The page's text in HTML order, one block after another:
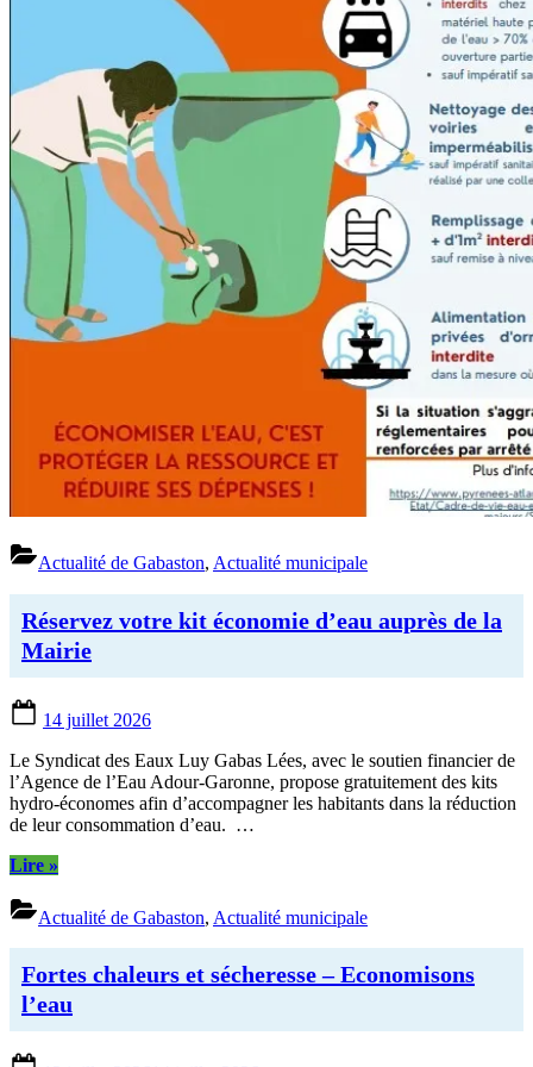
Actualité de Gabaston, Actualité municipale
Réservez votre kit économie d’eau auprès de la
Mairie
on
14 juillet 2026
Le Syndicat des Eaux Luy Gabas Lées, avec le soutien financier de
l’Agence de l’Eau Adour-Garonne, propose gratuitement des kits
hydro-économes afin d’accompagner les habitants dans la réduction
de leur consommation d’eau. …
Lire“Réservez
kit
économie
d’eau
auprès
de
la
Mairie”
»
Actualité de Gabaston, Actualité municipale
Fortes chaleurs et sécheresse – Economisons
l’eau